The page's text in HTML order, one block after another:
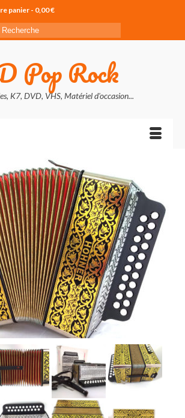
panier- 0,00€
:
Pop Rock
K7, DVD, VHS, Matériel d'occasion...